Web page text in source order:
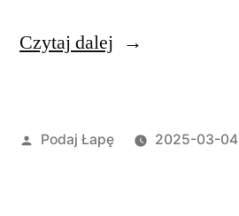
Czytaj dalej „Chow
opis
Opublikowane
Podaj Łapę 2025-03-04